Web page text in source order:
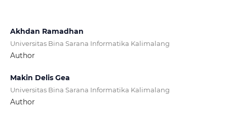
Akhdan Ramadhan
Universitas Bina Sarana Informatika Kalimalang
Author
Makin Delis Gea
Universitas Bina Sarana Informatika Kalimalang
Author